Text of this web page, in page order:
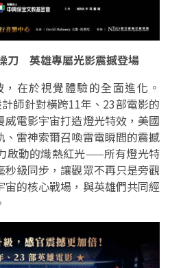
刀 英雄專屬光影震撼登場
在於視覺體驗的全面進化。
師針對橫跨11年、23部電影的
電影宇宙打造燈光特效，美國
雷神索爾召喚雷電瞬間的震撼
啟動的熾熱紅光——所有燈光特
級同步，讓觀眾不再只是旁觀
的核心戰場，與英雄們共同經